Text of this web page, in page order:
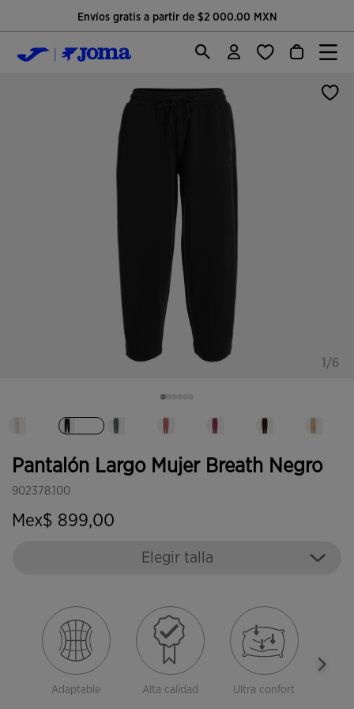
Envíos gratis a partir de $2 000.00 MXN
Pantalón Largo Mujer Breath Negro
902378.100
Mex$ 899,00
1/6
Elegir talla
Adaptable Alta calidad Ultra confort